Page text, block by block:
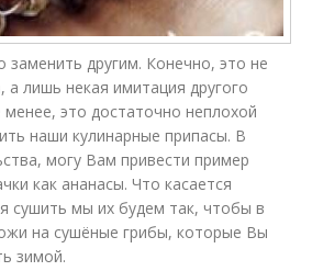
заменить другим. Конечно, это не
а лишь некая имитация другого
это достаточно неплохой
наши кулинарные припасы. В
могу Вам привести пример
как ананасы. Что касается
сушить мы их будем так, чтобы в
на сушёные грибы, которые Вы
зимой.